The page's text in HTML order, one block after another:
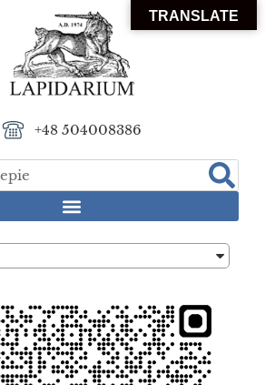
+48 504008386
TRANSLATE